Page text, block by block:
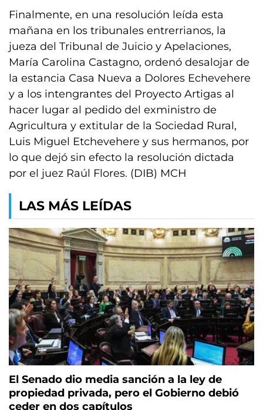
Finalmente, en una resolución leída esta
mañana en los tribunales entrerrianos, la
jueza del Tribunal de Juicio y Apelaciones,
María Carolina Castagno, ordenó desalojar de
la estancia Casa Nueva a Dolores Echevehere
y a los intengrantes del Proyecto Artigas al
hacer lugar al pedido del exministro de
Agricultura y extitular de la Sociedad Rural,
Luis Miguel Etchevehere y sus hermanos, por
lo que dejó sin efecto la resolución dictada
por el juez Raúl Flores. (DIB) MCH
LAS MÁS LEÍDAS
El Senado dio media sanción a la ley de
propiedad privada, pero el Gobierno debió
ceder en dos capítulos